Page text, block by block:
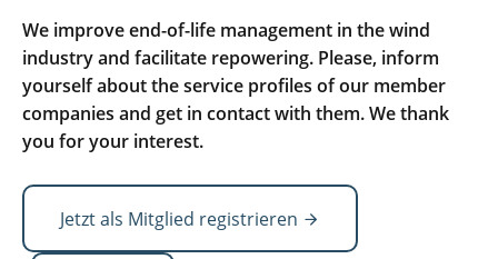
We improve end-of-life management in the wind
industry and facilitate repowering. Please, inform
yourself about the service profiles of our member
companies and get in contact with them. We thank
you for your interest.
Jetzt als Mitglied registrieren